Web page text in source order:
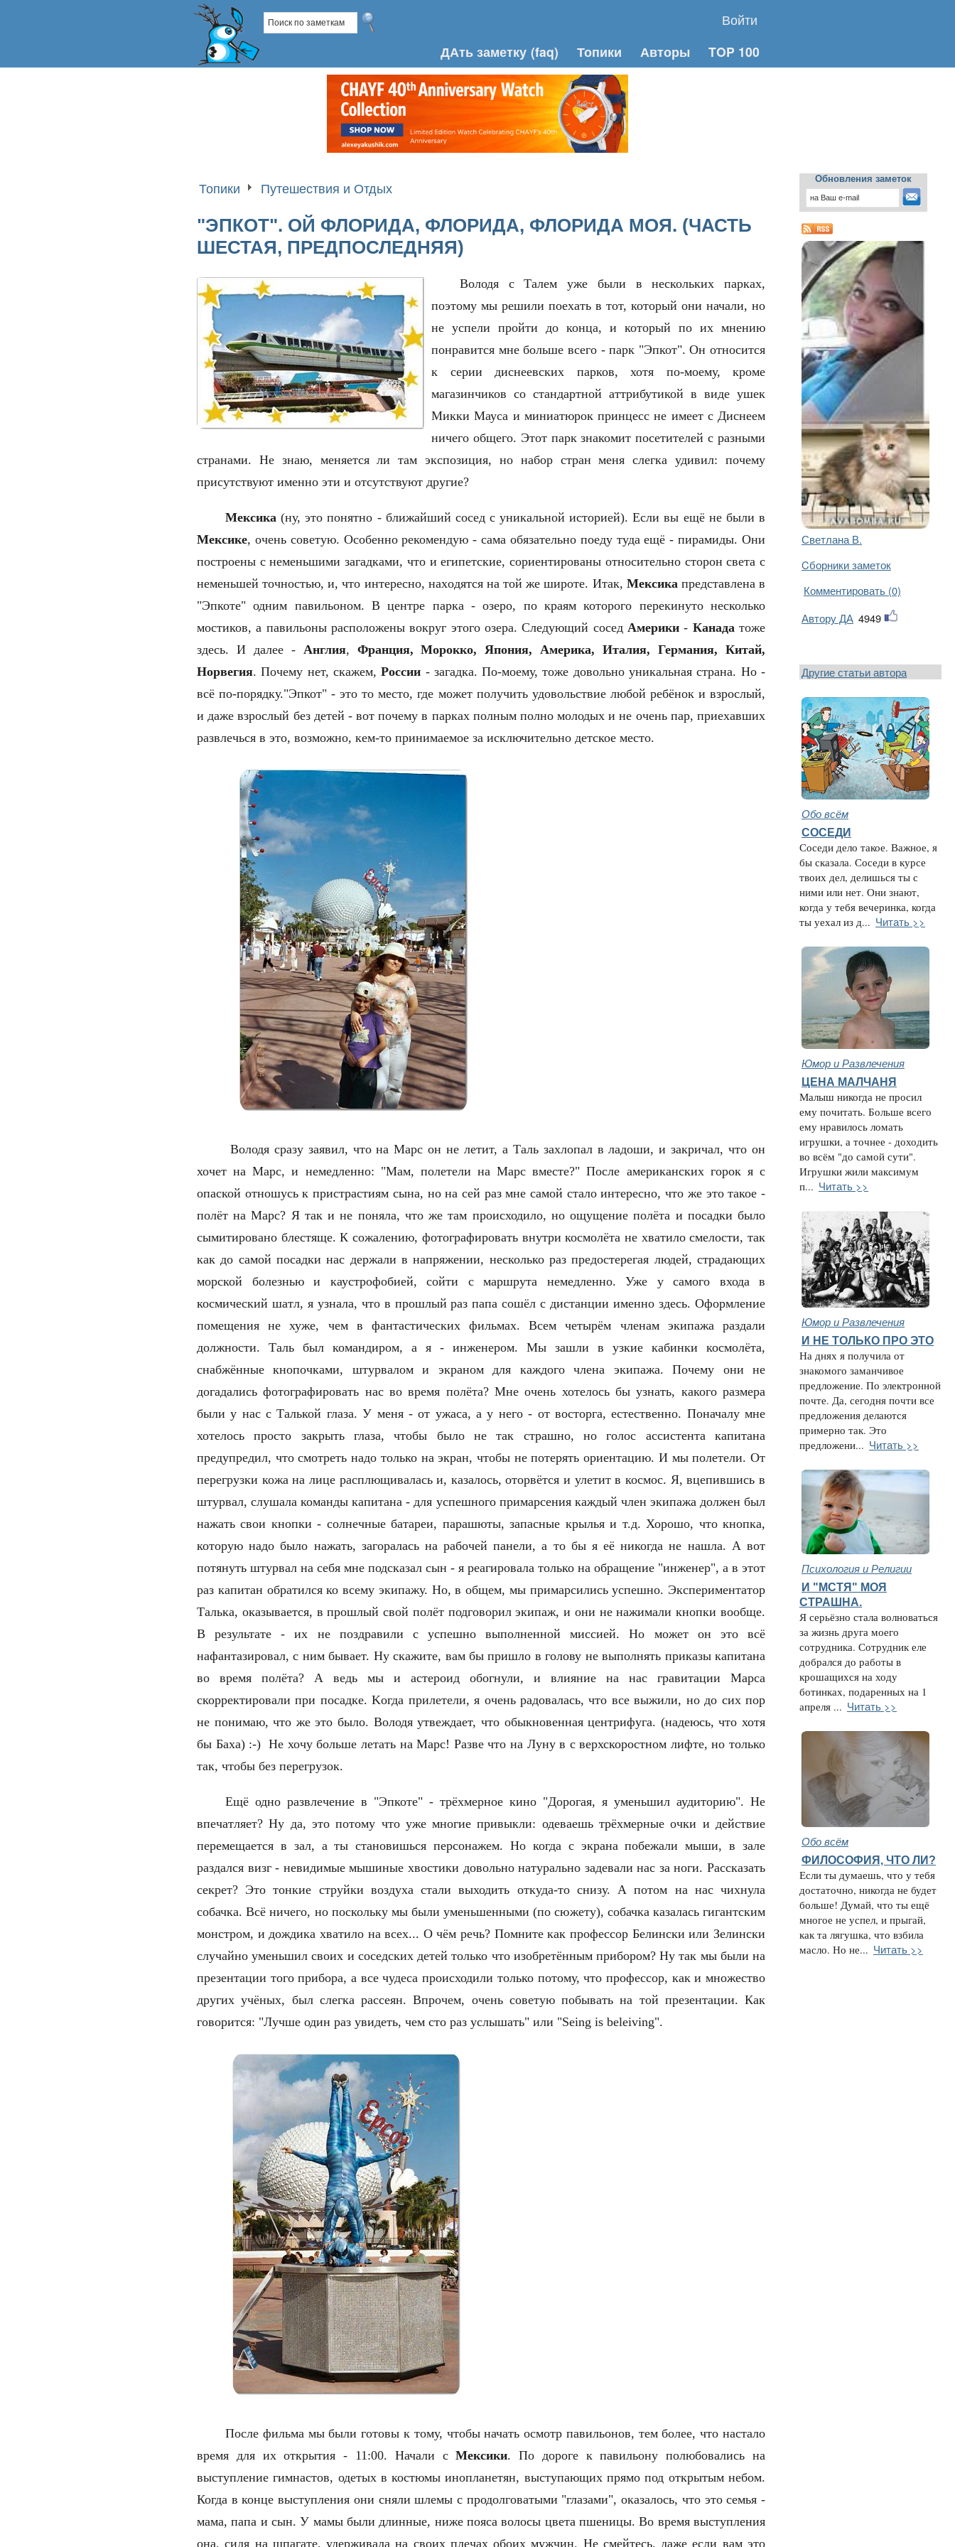
Войти
ДАть заметку (faq) Топики Авторы TOP 100
Топики Путешествия и Отдых
"ЭПКОТ". ОЙ ФЛОРИДА, ФЛОРИДА, ФЛОРИДА МОЯ. (ЧАСТЬ
ШЕСТАЯ, ПРЕДПОСЛЕДНЯЯ)
Володя с Талем уже были в нескольких парках,
поэтому мы решили поехать в тот, который они начали, но
не успели пройти до конца, и который по их мнению
понравится мне больше всего - парк "Эпкот". Он относится
к серии диснеевских парков, хотя по-моему, кроме
магазинчиков со стандартной аттрибутикой в виде ушек
Микки Мауса и миниатюрок принцесс не имеет с Диснеем
ничего общего. Этот парк знакомит посетителей с разными
странами. Не знаю, меняется ли там экспозиция, но набор стран меня слегка удивил: почему
присутствуют именно эти и отсутствуют другие?
Мексика (ну, это понятно - ближайший сосед с уникальной историей). Если вы ещё не были в
Мексике, очень советую. Особенно рекомендую - сама обязательно поеду туда ещё - пирамиды. Они
построены с неменьшими загадками, что и египетcкие, сориентированы относительно сторон света с
неменьшей точностью, и, что интересно, нахoдятся на той же широте. Итак, Мексикапредставлена в
"Эпкоте" одним павильоном. В центре парка - озеро, по краям которогo перекинуто несколько
мостиков, а павильоны расположены вокруг этого озера. Следующий сосед Америки - Канадатоже
здесь. И далее - Англия, Франция, Морокко, Япония, Америка, Италия, Германия, Китай,
Норвегия. Почему нет, скажем,России - загадка. По-моему, тоже довольно уникальная страна. Но -
всё по-порядку."Эпкот" - это то место, где может получить удовольствие любой ребёнок и взрослый,
и даже взрослый без детей - вот почему в парках полным полно молодых и не очень пар, приехавших
развлечься в это, возможно, кем-то принимаемое за исключительно детское место.
Володя сразу заявил, что на Марс он не летит, а Таль захлопал в ладоши, и закричал, что он
хочет на Марс, и немедленно: "Мам, полетели на Марс вместе?" После американских горок я с
опаской отношусь к пристрастиям сына, но на сей раз мне самой стало интересно, что же это такое -
полёт на Марс? Я так и не поняла, что же там происходило, но ощущение полёта и посадки было
сымитировано блестяще. К сожалению, фотографировать внутри космолёта не хватило смелости, так
как до самой посадки нас держали в напряжении, несколько раз предостерегая людей, страдающиx
морской болезнью и каустрофобией, сойти с маршрута немедленно. Уже у самого входа в
космический шатл, я узнала, что в прошлый раз папа сошёл с дистанции именно здесь. Оформление
помещения не хуже, чем в фантастических фильмах. Всем четырём членам экипажа раздали
должности. Таль был командиром, а я - инженером. Мы зашли в узкие кабинки космолёта,
снабжённые кнопочками, штурвалом и экраном для каждого члена экипажа. Почему они не
догадались фотографировать нас во время полёта? Мне очень хотелось бы узнать, какого размера
были у нас с Талькой глаза. У меня - от ужаса, а у него - от восторга, естественно. Поначалу мне
хотелось просто закрыть глаза, чтобы было не так страшно, но голос ассистента капитана
предупредил, что смотреть надо только на экран, чтобы не потерять ориентацию. И мы полетели. От
перегрузки кожа на лице расплющивалась и, казалось, оторвётся и улетит в космос. Я, вцепившись в
штурвал, слушала команды капитана - для успешного примарсения каждый член экипажа должен был
нажать свои кнопки - солнечные батареи, парашюты, запасные крылья и т.д. Хорошо, что кнопка,
которую надо было нажать, загоралась на рабочей панели, а то бы я её никогда не нашла. А вот
потянуть штурвал на себя мне подсказал сын - я реагировала только на обращение "инженер", а в этот
раз капитан обратился ко всему экипажу. Но, в общем, мы примарсились успешно. Экспериментатор
Талька, оказывается, в прошлый свой полёт подговорил экипаж, и они не нажимали кнопки вообще.
В результате - их не поздравили с успешно выполненной миссией. Но может он это всё
нафантазировал, с ним бывает. Ну скажите, вам бы пришло в голову не выполнять приказы капитана
во время полёта? А ведь мы и астероид обогнули, и влияние на нас гравитации Марса
скорректировали при посадке. Kогда прилетели, я очень радовалась, что все выжили, но до сих пор
не понимаю, что же это было. Володя утвеждает, что обыкновенная центрифуга. (надеюсь, что хотя
бы Баха) :-) Не хочу больше летать на Марс! Разве что на Луну в с верхскоростном лифте, но только
так, чтобы без перегрузок.
Ещё одно развлечение в "Эпкоте" - трёхмерное кино "Дорогая, я уменьшил аудиторию". Не
впечатляет? Ну да, это потому что уже многие привыкли: одеваешь трёхмерные очки и действие
перемещается в зал, а ты становишься персонажем. Но когда с экрана побежали мыши, в зале
раздался визг - невидимые мышиные хвостики довольно натурально задевали нас за ноги. Рассказать
секрет? Это тонкие струйки воздуха стали выходить откуда-то снизу. А потом на нас чихнула
собачка. Всё ничего, но поскольку мы были уменьшенными (по сюжету), собачка казалась гигантcким
монстром, и дождика хватило на всех... О чём речь? Помните как профессор Белински или Зелински
случайно уменьшил своих и соседских детей только что изобретённым прибором? Ну так мы были на
презентации того прибора, а все чудеса происходили только потому, что профессор, как и множество
других учёных, был слегка рассеян. Впрочем, очень советую побывать на той презентации. Как
говорится: "Лучше один раз увидеть, чем сто раз услышать" или "Seing is beleiving".
После фильма мы были готовы к тому, чтобы начать осмотр павильонов, тем более, что настало
время для их открытия - 11:00. Начали сМексики. По дороге к павильону полюбовались на
выступление гимнастов, одетых в костюмы инопланетян, выступающих прямо под открытым небом.
Когда в конце выступления они сняли шлемы с продолговатыми "глазами", оказалось, что это семья -
мама, папа и сын. У мамы были длинные, ниже пояса волосы цвета пшеницы. Во время выступления
она, сидя на шпагате, удерживала на своих плечах обоих мужчин. Не смейтесь, даже если вам это
Обновления заметок
Светлана В.
Cборники заметок
Комментировать (0)
Автору ДА 4949
Другие статьи автора
Обо всём
СОСЕДИ
Соседи дело такое. Важное, я
бы сказала. Соседи в курсе
твоих дел, делишься ты с
ними или нет. Они знают,
когда у тебя вечеринка, когда
ты уехал из д... Читать >>
Юмор и Развлечения
ЦЕНА МАЛЧАНЯ
Малыш никогда не просил
ему почитать. Больше всего
ему нравилось ломать
игрушки, а точнее - доходить
во всём "до самой сути".
Игрушки жили максимум
п... Читать >>
Юмор и Развлечения
И НЕ ТОЛЬКО ПРО ЭТО
На днях я получила от
знакомого заманчивое
предложение. По электронной
почте. Да, сегодня почти все
предложения делаются
примерно так. Это
предложени... Читать >>
Психология и Религии
И "МСТЯ" МОЯ
СТРАШНА.
Я серьёзно стала волноваться
за жизнь друга моего
сотрудника. Сотрудник еле
добрался до работы в
крошащихся на ходу
ботинках, подаренных на 1
апреля ... Читать >>
Обо всём
ФИЛОСОФИЯ, ЧТО ЛИ?
Если ты думаешь, что у тебя
достаточно, никогда не будет
больше! Думай, что ты ещё
многое не успел, и прыгай,
как та лягушка, что взбила
масло. Но не... Читать >>